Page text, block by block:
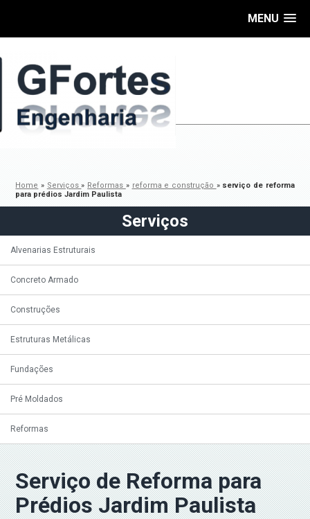
MENU
Home » Serviços» Reformas » reforma e construção »serviço de reforma
para prédios Jardim Paulista
Serviços
Alvenarias Estruturais
Concreto Armado
Construções
Estruturas Metálicas
Fundações
Pré Moldados
Reformas
Serviço de Reforma para
Prédios Jardim Paulista